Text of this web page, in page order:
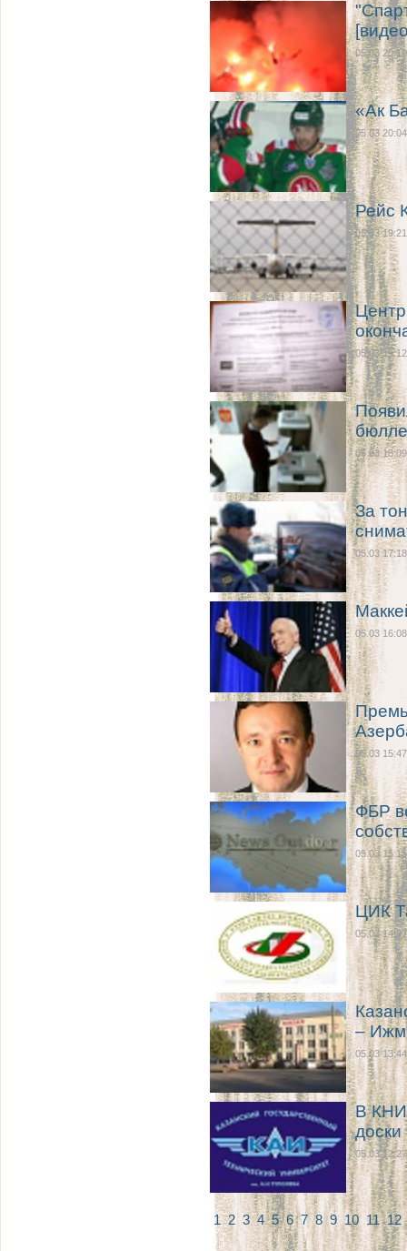
05.03 20:10
«Ак
05.03 20:04
Рейс
05.03 19:21
05.03 19:12
05.03 18:09
За
05.03 17:18
05.03 16:08
05.03 15:47
ФБР
05.03 15:15
ЦИК
05.03 14:27
–
05.03 13:44
В
05.03 12:27
12345678 9101112